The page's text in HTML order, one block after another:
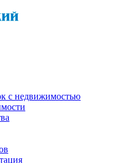
с недвижимостью